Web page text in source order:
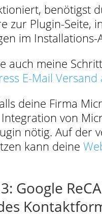
benötigst
zur Plugin-Seite,
im Installations-
auch meine
E-Mail
deine Firma
von
nötig. Auf der
kann deine
Google